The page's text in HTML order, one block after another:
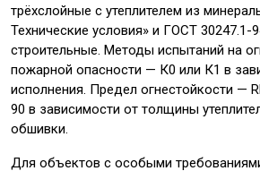
трёхслойные с утеплителем из
Технические условия» и ГОСТ 30247.1-
строительные. Методы испытаний на
пожарной опасности — К0 или К1 в
исполнения. Предел огнестойкости —
90 в зависимости от толщины
обшивки.
Для объектов с особыми